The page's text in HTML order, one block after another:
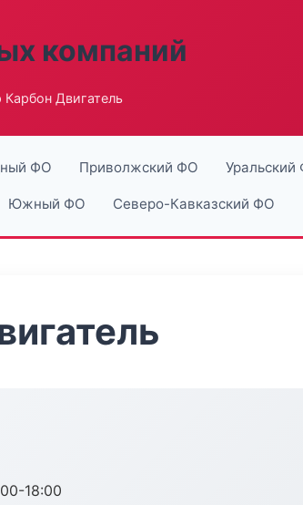
компаний
Карбон Двигатель
ФО Приволжский ФО Уральский
Южный ФО Северо-Кавказский ФО
18:00